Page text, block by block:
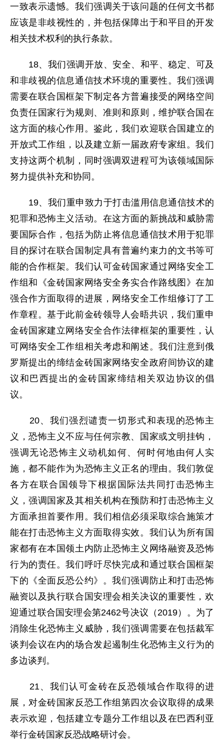
一致表示遗憾。我们强调关于该问题的任何文书都
应该是非歧视性的，并包括保障出于和平目的开发
相关技术权利的执行条款。
18、我们强调开放、安全、和平、稳定、可及
和非歧视的信息通信技术环境的重要性。我们强调
需要在联合国框架下制定各方普遍接受的网络空间
负责任国家行为规则、准则和原则，维护联合国在
这方面的核心作用。鉴此，我们欢迎联合国建立的
开放式工作组，以及建立新一届政府专家组。我们
支持这两个机制，同时强调双进程可为该领域国际
努力提供补充和协同。
19、我们重申致力于打击滥用信息通信技术的
犯罪和恐怖主义活动。在这方面的新挑战和威胁需
要国际合作，包括为防止将信息通信技术用于犯罪
目的探讨在联合国制定具有普遍约束力的文书等可
能的合作框架。我们认可金砖国家通过网络安全工
作组和《金砖国家网络安全务实合作路线图》在加
强合作方面取得的进展，网络安全工作组修订了工
作章程。基于此前金砖领导人会晤共识，我们重申
金砖国家建立网络安全合作法律框架的重要性，认
可网络安全工作组相关考虑和阐述。我们注意到俄
罗斯提出的缔结金砖国家网络安全政府间协议的建
议和巴西提出的金砖国家缔结相关双边协议的倡
议。
20、我们强烈谴责一切形式和表现的恐怖主
义，恐怖主义不应与任何宗教、国家或文明挂钩，
强调无论恐怖主义动机如何、何时何地由何人实
施，都不能作为为恐怖主义正名的理由。我们敦促
各方在联合国领导下根据国际法共同打击恐怖主
义，强调国家及其相关机构在预防和打击恐怖主义
方面承担首要作用。我们相信必须采取综合施策才
能在打击恐怖主义方面取得实效。我们认为所有国
家都有在本国领土内防止恐怖主义网络融资及恐怖
行为的责任。我们呼吁尽快完成和通过联合国框架
下的《全面反恐公约》。我们强调防止和打击恐怖
融资以及执行联合国安理会相关决议的重要性，欢
迎通过联合国安理会第2462号决议（2019）。为了
消除生化恐怖主义威胁，我们强调需要在包括裁军
谈判会议在内的场合发起遏制生化恐怖主义行为的
多边谈判。
21、我们认可金砖在反恐领域合作取得的进
展，对金砖国家反恐工作组第四次会议取得的成果
表示欢迎，包括建立专题分工作组以及在巴西利亚
举行金砖国家反恐战略研讨会。